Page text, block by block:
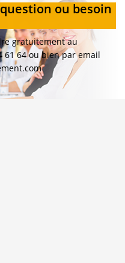
ou besoin
gratuitement au
61 64 ou bien par email